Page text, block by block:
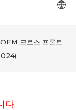
OEM 크로스 프론트
다.